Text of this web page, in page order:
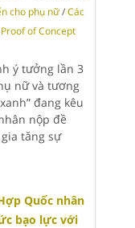
cho phụ nữ /Các
of Concept
ý tưởng lần 3
nữ và tương
đang kêu
nộp đề
tăng sự
Quốc nhân
bạo lực với